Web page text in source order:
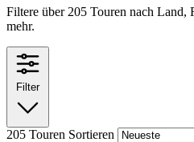
Filtere über 205 Touren nach Land,
mehr.
Filter
205 Touren Sortieren